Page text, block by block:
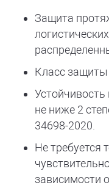
Защита
Класс защиты
не ниже 2
34698-2020.
Не требуется
зависимости